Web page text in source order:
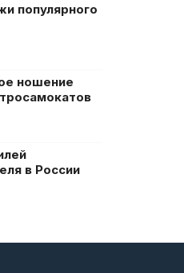
популярного
ношение
в России